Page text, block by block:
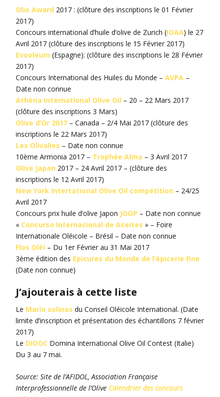
Olio Award 2017 : (clôture des inscriptions le 01 Février
2017)
Concours international d’huile d’olive de Zurich (IOAA) le 27
Avril 2017 (clôture des inscriptions le 15 Février 2017)
Evooleum (Espagne): (clôture des inscriptions le 28 Février
2017)
Concours International des Huiles du Monde – AVPA –
Date non connue
Athèna International Olive Oil – 20 – 22 Mars 2017
(clôture des inscriptions 3 Mars)
Olive d’Or 2017 – Canada – 2/4 Mai 2017 (clôture des
inscriptions le 22 Mars 2017)
Les Olivalies – Date non connue
10ème Armonia 2017 – Trophée Alma – 3 Avril 2017
Olive Japan 2017 – 24 Avril 2017 – (clôture des
inscriptions le 12 Avril 2017)
New York Intertational Olive Oil compétition – 24/25
Avril 2017
Concours prix huile d’olive Japon JOOP – Date non connue
« Concurso Internacional de Aceites » – Foire
Internationale Oléicole – Brésil – Date non connue
Flos Oléi – Du 1er Février au 31 Mai 2017
3ème édition des Epicures du Monde de l’épicerie fine
(Date non connue)
J’ajouterais à cette liste
Le Mario solinas du Conseil Oléicole International. (Date
limite d’inscription et présentation des échantillons 7 février
2017)
Le DIOOC Domina International Olive Oil Contest (Italie)
Du 3 au 7 mai.
Source: Site de l’AFIDOL, Association Française
Interprofessionnelle de l’Olive Calendrier des concours